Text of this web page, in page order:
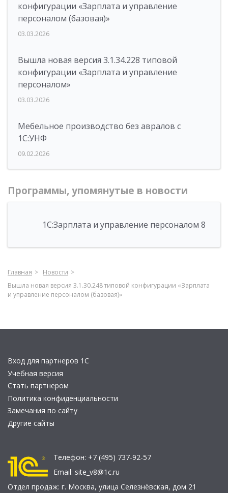
конфигурации «Зарплата и управление
персоналом (базовая)»
03.03.2026
Вышла новая версия 3.1.34.228 типовой
конфигурации «Зарплата и управление
персоналом»
03.03.2026
Мебельное производство без авралов с
1С:УНФ
09.02.2026
Программы, упомянутые в новости
1С:Зарплата и управление персоналом 8
Главная
Новости
Вышла новая версия 3.1.30.248 типовой конфигурации «Зарплата
и управление персоналом (базовая)»
Вход для партнеров 1С
Учебная версия
Стать партнером
Политика конфиденциальности
Замечания по сайту
Другие сайты
Телефон: +7 (495) 737-92-57
Email: site_v8@1c.ru
Отдел продаж: г. Москва, улица Селезнёвская, дом 21